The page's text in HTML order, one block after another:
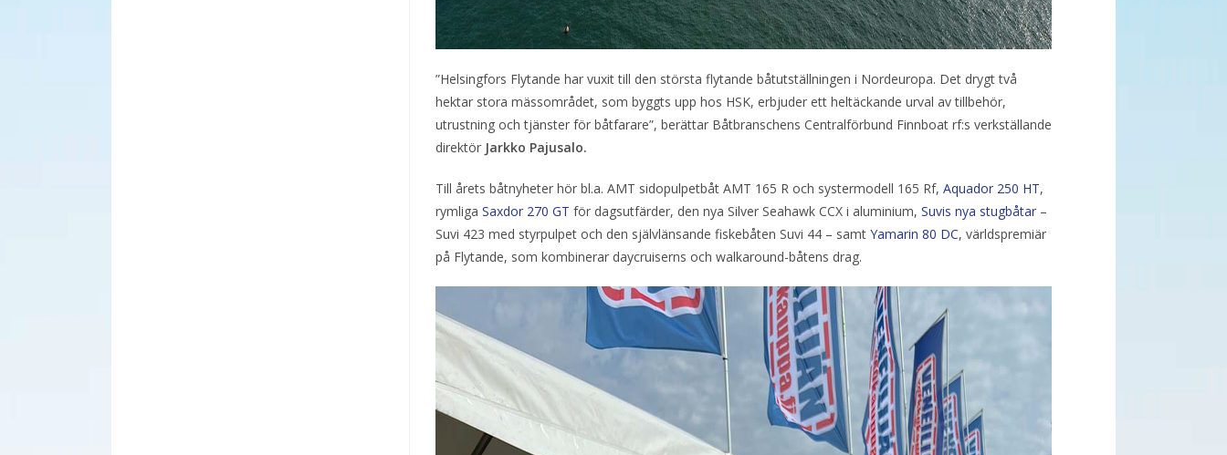
”Helsingfors Flytande har vuxit till den största flytande båtutställningen i Nordeuropa. Det drygt två
hektar stora mässområdet, som byggts upp hos HSK, erbjuder ett heltäckande urval av tillbehör,
utrustning och tjänster för båtfarare”, berättar Båtbranschens Centralförbund Finnboat rf:s verkställande
direktör Jarkko Pajusalo.
Till årets båtnyheter hör bl.a. AMT sidopulpetbåt AMT 165 R och systermodell 165 Rf, Aquador 250 HT,
rymliga Saxdor 270 GT för dagsutfärder, den nya Silver Seahawk CCX i aluminium, Suvis nya stugbåtar–
Suvi 423 med styrpulpet och den självlänsande fiskebåten Suvi 44 – samt Yamarin 80 DC, världspremiär
på Flytande, som kombinerar daycruiserns och walkaround-båtens drag.